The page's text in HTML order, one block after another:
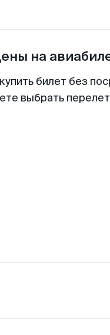
на
билет без
выбрать